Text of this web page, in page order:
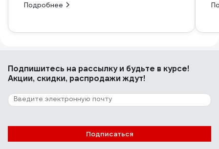
Подробнее
Подпишитесь на рассылкуи будьте в курсе!
Акции, скидки, распродажи ждут!
Подписаться